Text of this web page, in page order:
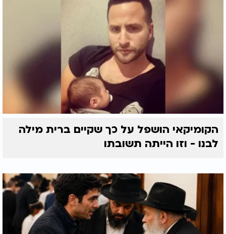
הקומיקאי הושפל על כך שקיים ברית מילה
לבנו - וזו הייתה תשובתו